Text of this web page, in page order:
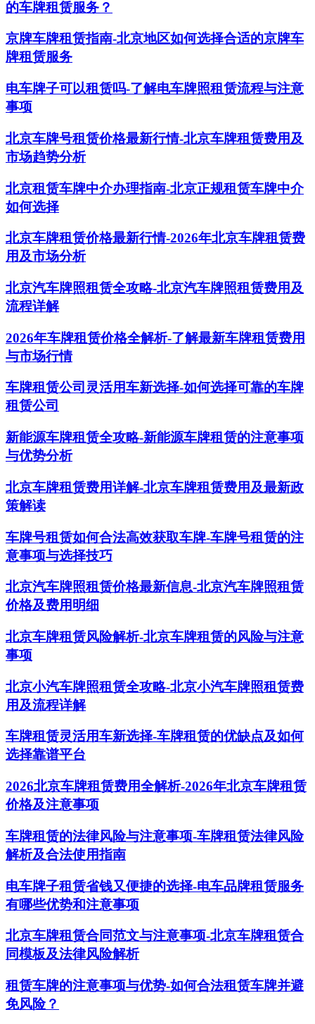
的车牌租赁服务？
京牌车牌租赁指南-北京地区如何选择合适的京牌车
牌租赁服务
电车牌子可以租赁吗-了解电车牌照租赁流程与注意
事项
北京车牌号租赁价格最新行情-北京车牌租赁费用及
市场趋势分析
北京租赁车牌中介办理指南-北京正规租赁车牌中介
如何选择
北京车牌租赁价格最新行情-2026年北京车牌租赁费
用及市场分析
北京汽车牌照租赁全攻略-北京汽车牌照租赁费用及
流程详解
2026年车牌租赁价格全解析-了解最新车牌租赁费用
与市场行情
车牌租赁公司灵活用车新选择-如何选择可靠的车牌
租赁公司
新能源车牌租赁全攻略-新能源车牌租赁的注意事项
与优势分析
北京车牌租赁费用详解-北京车牌租赁费用及最新政
策解读
车牌号租赁如何合法高效获取车牌-车牌号租赁的注
意事项与选择技巧
北京汽车牌照租赁价格最新信息-北京汽车牌照租赁
价格及费用明细
北京车牌租赁风险解析-北京车牌租赁的风险与注意
事项
北京小汽车牌照租赁全攻略-北京小汽车牌照租赁费
用及流程详解
车牌租赁灵活用车新选择-车牌租赁的优缺点及如何
选择靠谱平台
2026北京车牌租赁费用全解析-2026年北京车牌租赁
价格及注意事项
车牌租赁的法律风险与注意事项-车牌租赁法律风险
解析及合法使用指南
电车牌子租赁省钱又便捷的选择-电车品牌租赁服务
有哪些优势和注意事项
北京车牌租赁合同范文与注意事项-北京车牌租赁合
同模板及法律风险解析
租赁车牌的注意事项与优势-如何合法租赁车牌并避
免风险？